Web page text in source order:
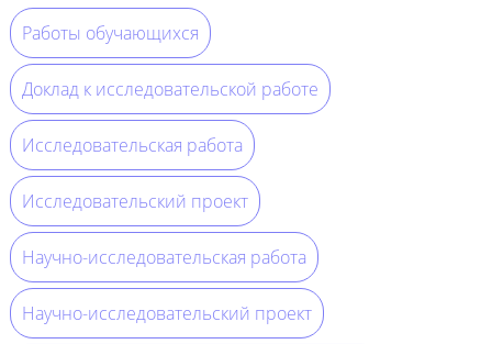
Работы обучающихся
Доклад к исследовательской работе
Исследовательская работа
Исследовательский проект
Научно-исследовательская работа
Научно-исследовательский проект